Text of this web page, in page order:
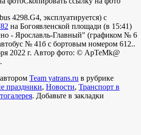
4298.G4, эксплуатируется) с
на Богоявленской площади (в 15:41)
- Ярославль-Главный" (графиком № 6
№ 41б с бортовым номером 612..
2022 г. Автор фото: © ApTeMk@
Team yatrans.ru в рубрике
праздники, Новости, Транспорт в
. Добавьте в закладки